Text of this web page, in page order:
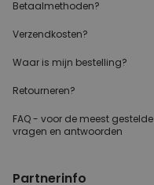
Betaalmethoden?
Verzendkosten?
Waar is mijn bestelling?
Retourneren?
FAQ - voor de meest gestelde
vragen en antwoorden
Partnerinfo